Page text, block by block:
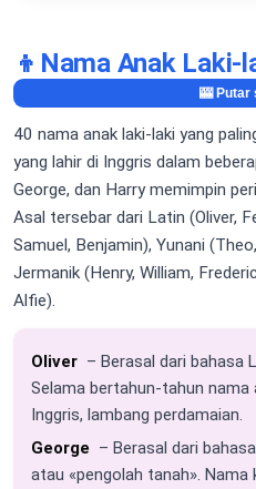
👦 Nama Anak Laki-
🎰 Putar
40 nama anak laki-laki yang
yang lahir di Inggris dalam
George, dan Harry memimpin
Asal tersebar dari Latin (Oliver,
Samuel, Benjamin), Yunani
Jermanik (Henry, William,
Alfie).
Oliver – Berasal dari bahasa
Selama bertahun-tahun nama
Inggris, lambang perdamaian.
George – Berasal dari
atau «pengolah tanah». Nama